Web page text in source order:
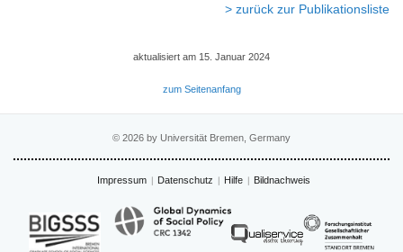
> zurück zur Publikationsliste
aktualisiert am 15. Januar 2024
zum Seitenanfang
© 2026 by Universität Bremen, Germany
Impressum Datenschutz Hilfe Bildnachweis